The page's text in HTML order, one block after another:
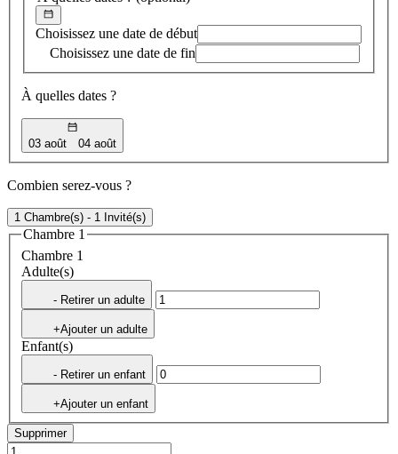
Choisissez une date de début
Choisissez une date de fin
À quelles dates ?
03 août 04 août
Combien serez-vous ?
1 Chambre(s) - 1 Invité(s)
Chambre 1
Chambre 1
Adulte(s)
- Retirer un adulte
+Ajouter un adulte
Enfant(s)
- Retirer un enfant
+Ajouter un enfant
Supprimer